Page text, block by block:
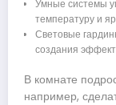
Умные системы
температуру и
Световые
создания
В комнате
например,